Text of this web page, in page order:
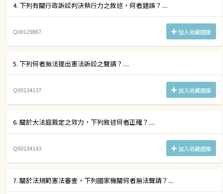
4. 下列有關行政訴訟判決執行力之敘述，何者錯誤？....
Q00129867 加入收藏題庫
5. 下列何者無法提出憲法訴訟之聲請？....
Q00134137 加入收藏題庫
6. 關於大法庭裁定之效力，下列敘述何者正確？....
Q00134143 加入收藏題庫
7. 關於法規範憲法審查，下列國家機關何者無法聲請？....